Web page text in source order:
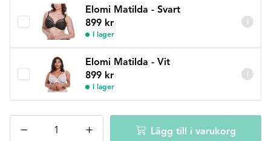
Elomi Matilda - Svart
899 kr
I lager
i
Elomi Matilda - Vit
899 kr
I lager
i
− + Lägg till i varukorg